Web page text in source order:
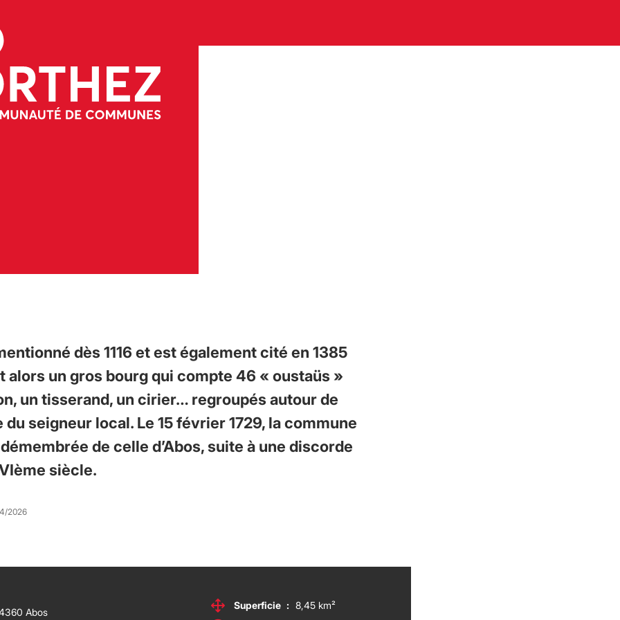
dès 1116 et est également cité en 1385
alors un gros bourg qui compte 46 « oustaüs »
un tisserand, un cirier… regroupés autour de
du seigneur local. Le 15 février 1729, la commune
de celle d’Abos, suite à une discorde
siècle.
2026
Abos
Superficie : 8,45 km²